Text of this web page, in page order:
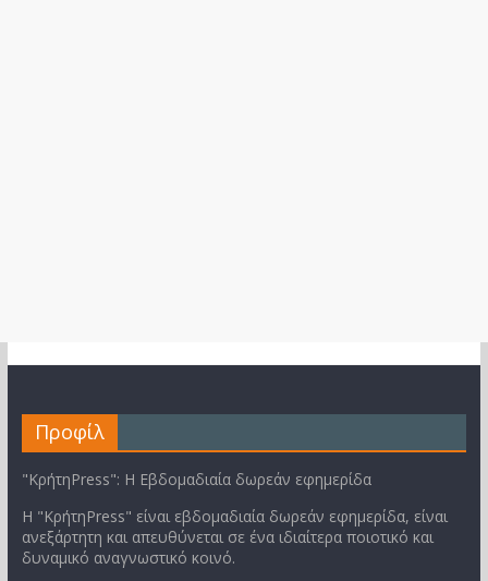
Προφίλ
"ΚρήτηPress": Η Εβδομαδιαία δωρεάν εφημερίδα
Η "ΚρήτηPress" είναι εβδομαδιαία δωρεάν εφημερίδα, είναι
ανεξάρτητη και απευθύνεται σε ένα ιδιαίτερα ποιοτικό και
δυναμικό αναγνωστικό κοινό.